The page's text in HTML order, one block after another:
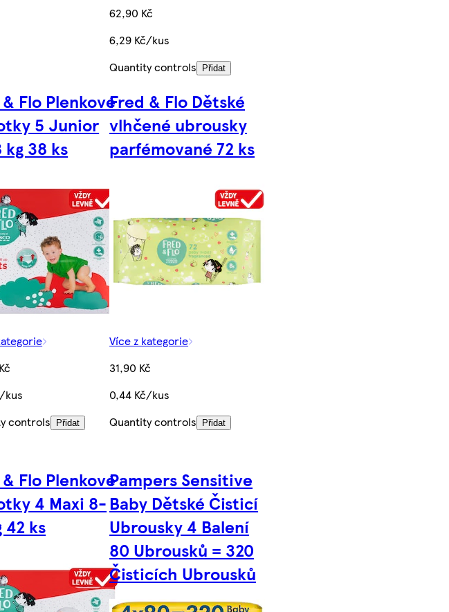
62,90 Kč
6,29 Kč/kus
Quantity controls
Přidat
Flo Plenkové
5 Junior
kg 38 ks
kus
controls
Přidat
Fred & Flo Dětské
vlhčené ubrousky
parfémované 72 ks
Více z kategorie
31,90 Kč
0,44 Kč/kus
Quantity controls
Přidat
Flo Plenkové
4 Maxi 8-
42 ks
Pampers Sensitive
Baby Dětské Čisticí
Ubrousky 4 Balení
80 Ubrousků = 320
Čisticích Ubrousků